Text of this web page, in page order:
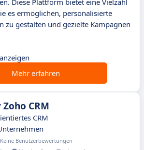
Diese Plattform bietet eine Vielzahl
es ermöglichen, personalisierte
zu gestalten und gezielte Kampagnen
Mehr erfahren
CRM
CRM
Keine Benutzerbewertungen